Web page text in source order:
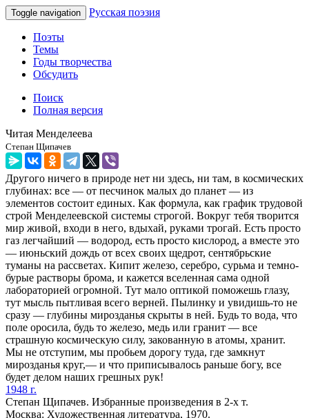
Toggle navigation Русская поэзия
Поэты
Темы
Годы творчества
Обсудить
Поиск
Полная версия
Читая Менделеева
Степан Щипачев
Другого ничего в природе нет ни здесь, ни там, в космических
глубинах: все — от песчинок малых до планет — из
элементов состоит единых. Как формула, как график трудовой
строй Менделеевской системы строгой. Вокруг тебя творится
мир живой, входи в него, вдыхай, руками трогай. Есть просто
газ легчайший — водород, есть просто кислород, а вместе это
— июньский дождь от всех своих щедрот, сентябрьские
туманы на рассветах. Кипит железо, серебро, сурьма и темно-
бурые растворы брома, и кажется вселенная сама одной
лабораторией огромной. Тут мало оптикой поможешь глазу,
тут мысль пытливая всего верней. Пылинку и увидишь-то не
сразу — глубины мирозданья скрыты в ней. Будь то вода, что
поле оросила, будь то железо, медь или гранит — все
страшную космическую силу, закованную в атомы, хранит.
Мы не отступим, мы пробьем дорогу туда, где замкнут
мирозданья круг,— и что приписывалось раньше богу, все
будет делом наших грешных рук!
1948 г.
Степан Щипачев. Избранные произведения в 2-х т.
Москва: Художественная литература, 1970.